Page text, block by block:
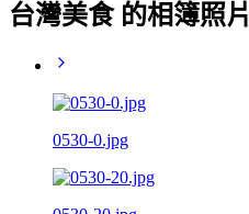
台灣美食 的相簿照片
0530-0.jpg